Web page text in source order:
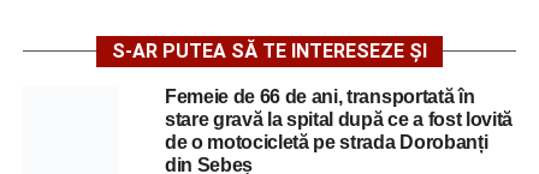
S-AR PUTEA SĂ TE INTERESEZE ȘI
Femeie de 66 de ani, transportată în
stare gravă la spital după ce a fost lovită
de o motocicletă pe strada Dorobanți
din Sebeș